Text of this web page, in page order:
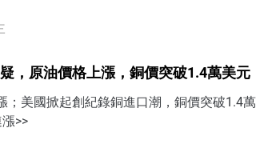
，原油價格上漲，銅價突破1.4萬美元
；美國掀起創紀錄銅進口潮，銅價突破1.4萬
>>